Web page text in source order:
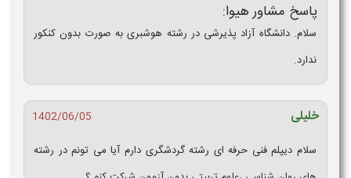
پاسخ مشاور هیوا:
سلام. دانشگاه آزاد پذیرشی در رشته هوشبری به صورت بدون کنکور
ندارد.
خلیلی
1402/06/05
سلام دیپلم فنی حرفه ای رشته گردشگری دارم آیا می تونم در رشته